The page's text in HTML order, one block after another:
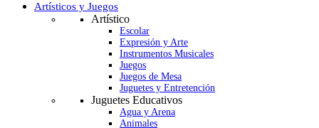
Artísticos y Juegos
Artístico
Escolar
Expresión y Arte
Instrumentos Musicales
Juegos
Juegos de Mesa
Juguetes y Entretención
Juguetes Educativos
Agua y Arena
Animales